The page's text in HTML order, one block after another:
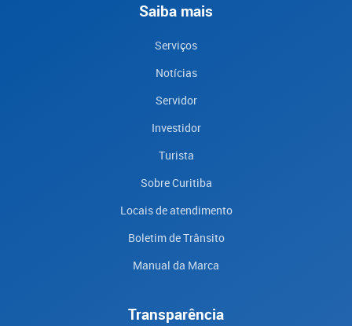
Saiba mais
Serviços
Notícias
Servidor
Investidor
Turista
Sobre Curitiba
Locais de atendimento
Boletim de Trânsito
Manual da Marca
Transparência